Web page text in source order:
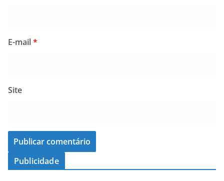
E-mail*
Site
Publicidade